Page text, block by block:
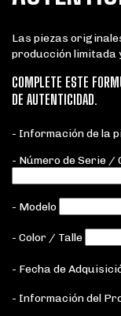
Las piezas
producción
COMPLETE ESTE
DE AUTENTICIDAD.
- Información de la
- Número de Serie /
- Modelo
- Color / Talle
- Fecha de
- Información del